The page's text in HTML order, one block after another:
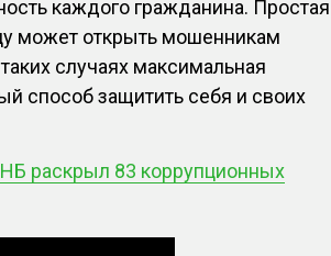
каждого гражданина. Простая
может открыть мошенникам
случаях максимальная
способ защитить себя и своих
раскрыл 83 коррупционных